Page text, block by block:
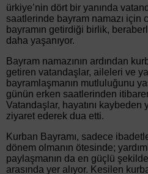
ürkiye’nin dört bir yanında
saatlerinde bayram namazı için
bayramın getirdiği birlik,
daha yaşanıyor.
Bayram namazının ardından
getiren vatandaşlar, aileleri ve
bayramlaşmanın mutluluğunu
günün erken saatlerinden
Vatandaşlar, hayatını kaybeden
ziyaret ederek dua etti.
Kurban Bayramı, sadece
dönem olmanın ötesinde;
paylaşmanın da en güçlü
arasında yer alıyor. Kesilen